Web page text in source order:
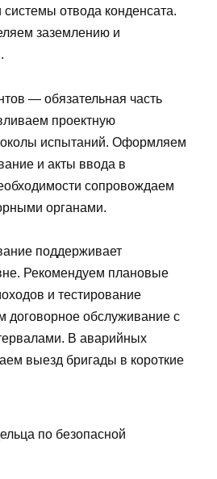
отвода конденсата.
заземлению и
— обязательная часть
проектную
испытаний. Оформляем
и акты ввода в
сопровождаем
органами.
поддерживает
Рекомендуем плановые
и тестирование
договорное обслуживание с
В аварийных
выезд бригады в короткие
по безопасной